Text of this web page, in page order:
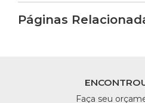
Páginas
Faça seu